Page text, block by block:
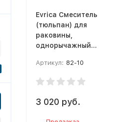
Evrica Смеситель
(тюльпан) для
раковины,
однорычажный
Артикул: 82-10
3 020 руб.